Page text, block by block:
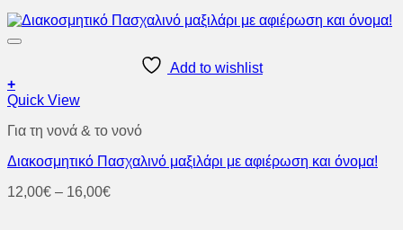
Add to wishlist
+
Αυτό
προϊόν
πολλαπλές
Οι
Quick View
Για τη νονά & το νονό
Διακοσμητικό Πασχαλινό μαξιλάρι με αφιέρωση και όνομα!
12,00€ – 16,00€Price